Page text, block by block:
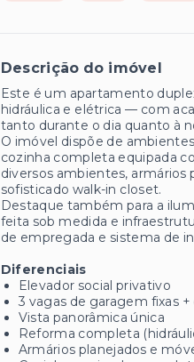
Descrição do imóvel
Este é um apartamento
hidráulica e elétrica — com
tanto durante o dia quanto à
O imóvel dispõe de
cozinha completa equipada
diversos ambientes,
sofisticado walk-in closet.
Destaque também para a
feita sob medida e
de empregada e sistema de
Diferenciais
Elevador social privativo
3 vagas de garagem fixas
Vista panorâmica única
Reforma completa
Armários planejados e